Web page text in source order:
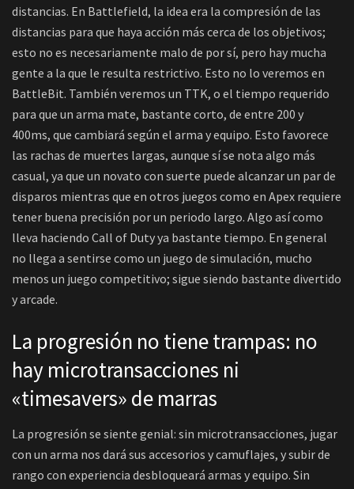
distancias. En Battlefield, la idea era la compresión de las
distancias para que haya acción más cerca de los objetivos;
esto no es necesariamente malo de por sí, pero hay mucha
gente a la que le resulta restrictivo. Esto no lo veremos en
BattleBit. También veremos un TTK, o el tiempo requerido
para que un arma mate, bastante corto, de entre 200 y
400ms, que cambiará según el arma y equipo. Esto favorece
las rachas de muertes largas, aunque sí se nota algo más
casual, ya que un novato con suerte puede alcanzar un par de
disparos mientras que en otros juegos como en Apex requiere
tener buena precisión por un periodo largo. Algo así como
lleva haciendo Call of Duty ya bastante tiempo. En general
no llega a sentirse como un juego de simulación, mucho
menos un juego competitivo; sigue siendo bastante divertido
y arcade.
La progresión no tiene trampas: no
hay microtransacciones ni
«timesavers» de marras
La progresión se siente genial: sin microtransacciones, jugar
con un arma nos dará sus accesorios y camuflajes, y subir de
rango con experiencia desbloqueará armas y equipo. Sin